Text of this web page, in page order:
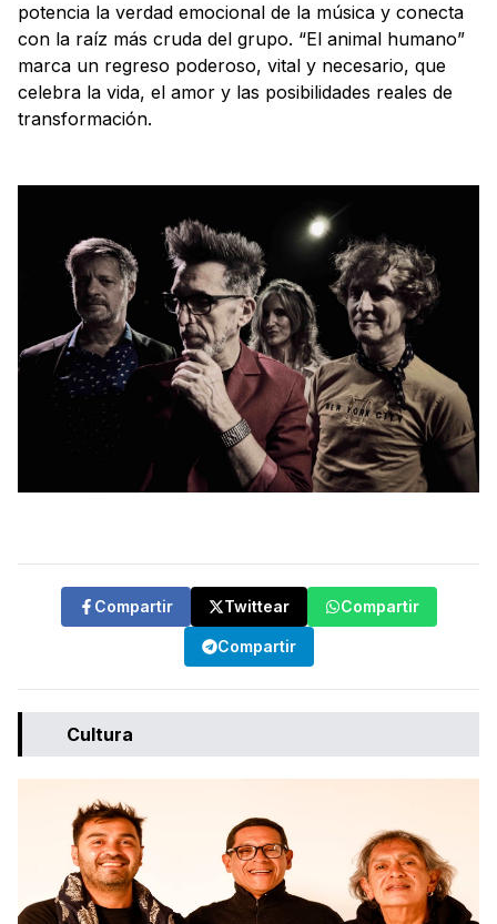
potencia la verdad emocional de la música y conecta
con la raíz más cruda del grupo. “El animal humano”
marca un regreso poderoso, vital y necesario, que
celebra la vida, el amor y las posibilidades reales de
transformación.
Compartir Twittear Compartir
Compartir
Cultura